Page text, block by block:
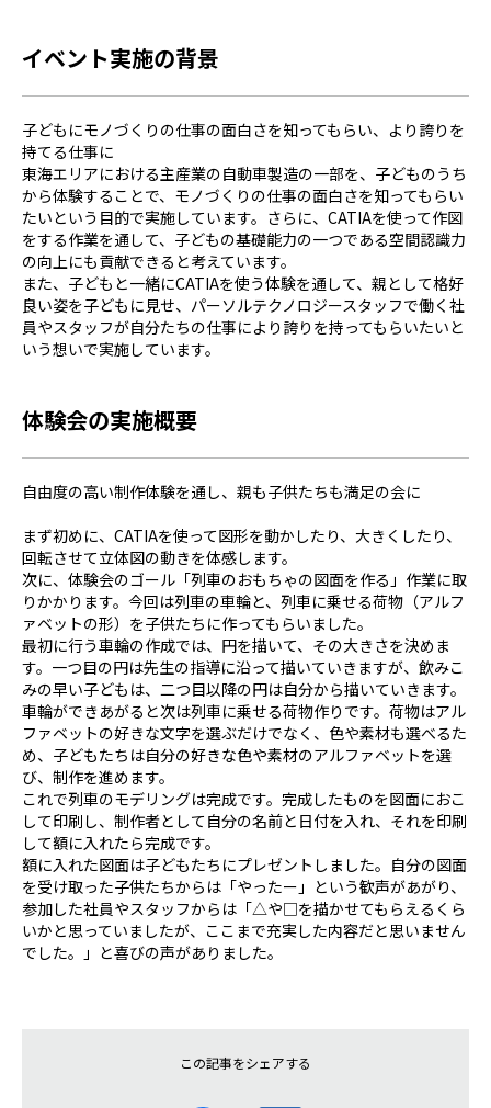
イベント実施の背景
子どもにモノづくりの仕事の面白さを知ってもらい、より誇りを
持てる仕事に
東海エリアにおける主産業の自動車製造の一部を、子どものうち
から体験することで、モノづくりの仕事の面白さを知ってもらい
たいという目的で実施しています。さらに、CATIAを使って作図
をする作業を通して、子どもの基礎能力の一つである空間認識力
の向上にも貢献できると考えています。
また、子どもと一緒にCATIAを使う体験を通して、親として格好
良い姿を子どもに見せ、パーソルテクノロジースタッフで働く社
員やスタッフが自分たちの仕事により誇りを持ってもらいたいと
いう想いで実施しています。
体験会の実施概要
自由度の高い制作体験を通し、親も子供たちも満足の会に
まず初めに、CATIAを使って図形を動かしたり、大きくしたり、
回転させて立体図の動きを体感します。
次に、体験会のゴール「列車のおもちゃの図面を作る」作業に取
りかかります。今回は列車の車輪と、列車に乗せる荷物（アルフ
ァベットの形）を子供たちに作ってもらいました。
最初に行う車輪の作成では、円を描いて、その大きさを決めま
す。一つ目の円は先生の指導に沿って描いていきますが、飲みこ
みの早い子どもは、二つ目以降の円は自分から描いていきます。
車輪ができあがると次は列車に乗せる荷物作りです。荷物はアル
ファベットの好きな文字を選ぶだけでなく、色や素材も選べるた
め、子どもたちは自分の好きな色や素材のアルファベットを選
び、制作を進めます。
これで列車のモデリングは完成です。完成したものを図面におこ
して印刷し、制作者として自分の名前と日付を入れ、それを印刷
して額に入れたら完成です。
額に入れた図面は子どもたちにプレゼントしました。自分の図面
を受け取った子供たちからは「やったー」という歓声があがり、
参加した社員やスタッフからは「△や□を描かせてもらえるくら
いかと思っていましたが、ここまで充実した内容だと思いません
でした。」と喜びの声がありました。
この記事をシェアする